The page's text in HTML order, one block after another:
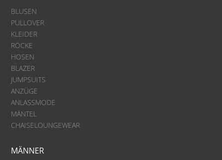
BLUSEN
PULLOVER
KLEIDER
RÖCKE
HOSEN
BLAZER
JUMPSUITS
ANZÜGE
ANLASSMODE
MÄNTEL
CHAISELOUNGEWEAR
MÄNNER